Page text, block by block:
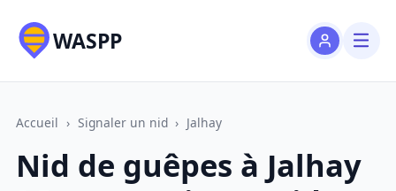
WASPP
Accueil › Signaler un nid › Jalhay
Nid de guêpes à Jalhay